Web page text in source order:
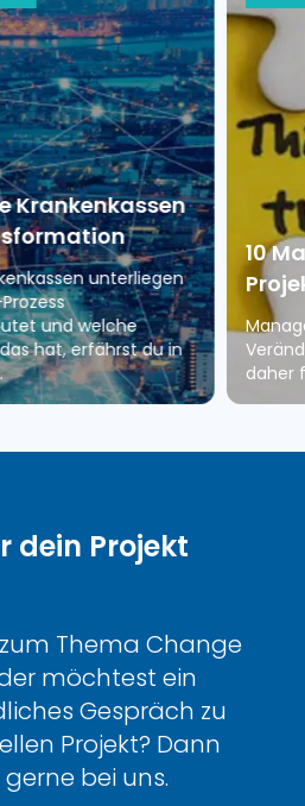
Krankenkassen
unterliegen
und welche
hat, erfährst du in
10
daher
dein Projekt
Thema Change
möchtest ein
Gespräch zu
Projekt? Dann
bei uns.